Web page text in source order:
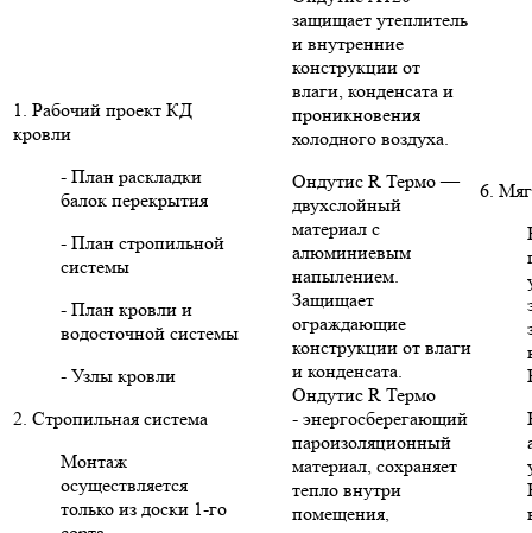
1. Рабочий проект КД
кровли
- План раскладки
балок перекрытия
- План стропильной
системы
- План кровли и
водосточной системы
- Узлы кровли
2. Стропильная система
Монтаж
осуществляется
только из доски 1-го
защищает утеплитель
и внутренние
конструкции от
влаги, конденсата и
проникновения
холодного воздуха.
Ондутис R Термо —
двухслойный
материал с
алюминиевым
напылением.
Защищает
ограждающие
конструкции от влаги
и конденсата.
Ондутис R Термо
- энергосберегающий
пароизоляционный
материал, сохраняет
тепло внутри
помещения,
6.